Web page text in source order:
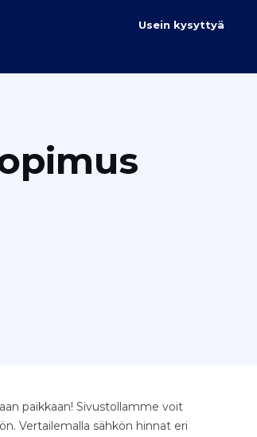
Usein kysyttyä
paikkaan! Sivustollamme voit
Vertailemalla sähkön hinnat eri